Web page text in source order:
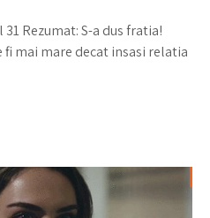
Rezumat: S-a dus fratia!
mai mare decat insasi relatia